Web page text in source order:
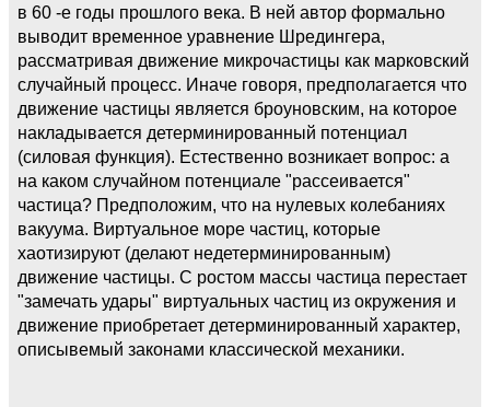
в 60 -е годы прошлого века. В ней автор формально
выводит временное уравнение Шредингера,
рассматривая движение микрочастицы как марковский
случайный процесс. Иначе говоря, предполагается что
движение частицы является броуновским, на которое
накладывается детерминированный потенциал
(силовая функция). Естественно возникает вопрос: а
на каком случайном потенциале "рассеивается"
частица? Предположим, что на нулевых колебаниях
вакуума. Виртуальное море частиц, которые
хаотизируют (делают недетерминированным)
движение частицы. С ростом массы частица перестает
"замечать удары" виртуальных частиц из окружения и
движение приобретает детерминированный характер,
описывемый законами классической механики.